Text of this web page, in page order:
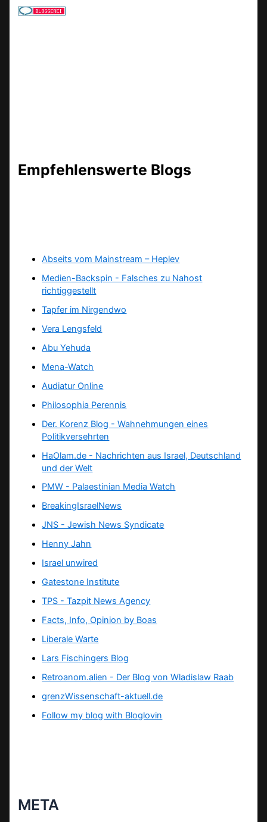
Empfehlenswerte Blogs
Abseits vom Mainstream – Heplev
Medien-Backspin - Falsches zu Nahost
richtiggestellt
Tapfer im Nirgendwo
Vera Lengsfeld
Abu Yehuda
Mena-Watch
Audiatur Online
Philosophia Perennis
Der. Korenz Blog - Wahnehmungen eines
Politikversehrten
HaOlam.de - Nachrichten aus Israel, Deutschland
und der Welt
PMW - Palaestinian Media Watch
BreakingIsraelNews
JNS - Jewish News Syndicate
Henny Jahn
Israel unwired
Gatestone Institute
TPS -Tazpit News Agency
Facts, Info, Opinion by Boas
Liberale Warte
Lars Fischingers Blog
Retroanom.alien - Der Blog von Wladislaw Raab
grenzWissenschaft-aktuell.de
Follow my blog with Bloglovin
META